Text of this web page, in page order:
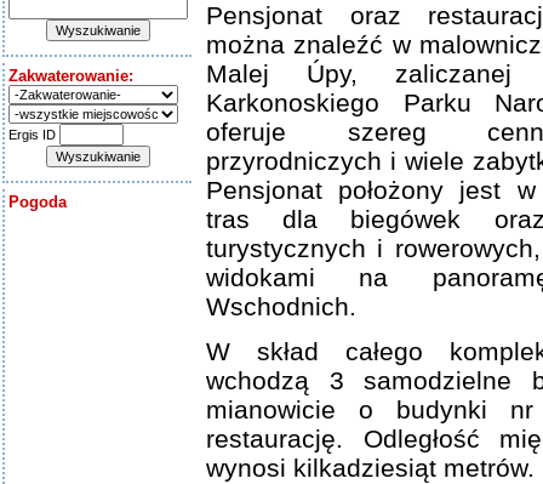
Zakwaterowanie:
Ergis ID
Pogoda
Pensjonat oraz
można znaleźć w
Malej Úpy, zaliczanej
Karkonoskiego Parku
oferuje szereg
przyrodniczych i wiele
Pensjonat położony jest
tras dla biegówek
turystycznych i
widokami na
Wschodnich.
W skład całego
wchodzą 3 samodzielne
mianowicie o budynki
restaurację. Odległość
wynosi kilkadziesiąt metrów.